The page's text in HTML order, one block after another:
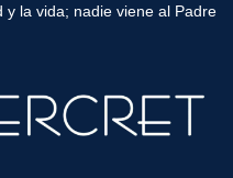
y la vida; nadie viene al Padre